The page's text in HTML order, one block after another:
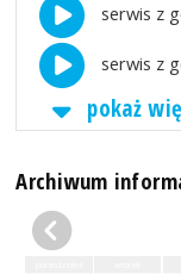
serwis z
serwis z
pokaż
Archiwum